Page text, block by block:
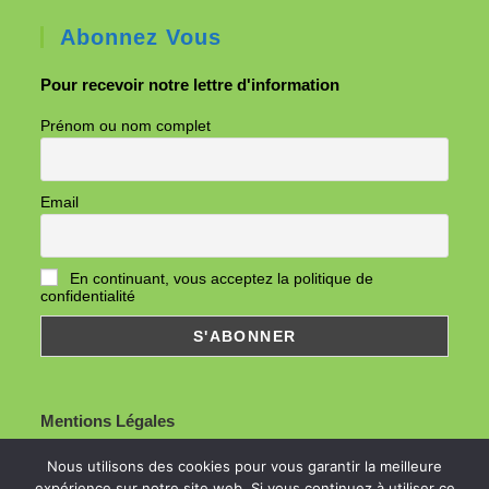
Abonnez Vous
Pour recevoir notre lettre d'information
Prénom ou nom complet
Email
En continuant, vous acceptez la politique de
confidentialité
Mentions Légales
Nous utilisons des cookies pour vous garantir la meilleure